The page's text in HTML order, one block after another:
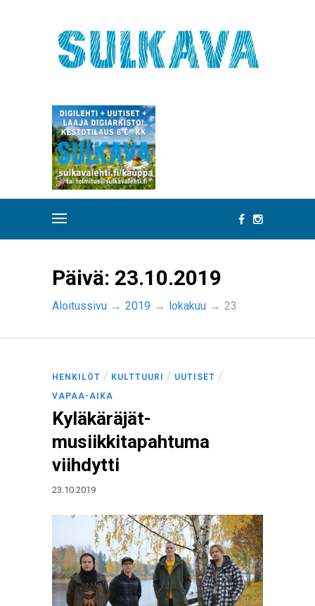
Päivä: 23.10.2019
Aloitussivu → 2019 → lokakuu → 23
HENKILÖT / KULTTUURI / UUTISET /
VAPAA-AIKA
Kyläkäräjät-
musiikkitapahtuma
viihdytti
23.10.2019